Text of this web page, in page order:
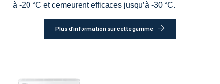
à -20 °C et demeurent efficaces jusqu’à -30 °C.
Plus d’information sur cette gamme